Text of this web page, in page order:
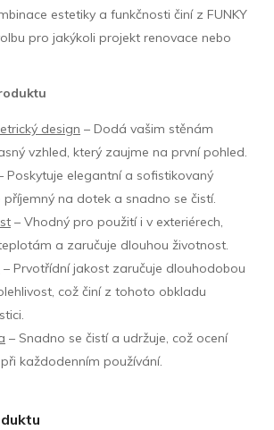
estetiky a funkčnosti činí z FUNKY
pro jakýkoli projekt renovace nebo
design – Dodá vašim stěnám
vzhled, který zaujme na první pohled.
Poskytuje elegantní a sofistikovaný
příjemný na dotek a snadno se čistí.
– Vhodný pro použití i v exteriérech,
a zaručuje dlouhou životnost.
– Prvotřídní jakost zaručuje dlouhodobou
což činí z tohoto obkladu
– Snadno se čistí a udržuje, což ocení
každodenním používání.